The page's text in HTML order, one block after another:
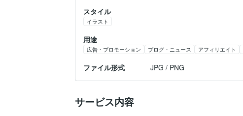
スタイル
イラスト
用途
広告・プロモーション ブログ・ニュース アフィリエイト
ファイル形式 JPG / PNG
サービス内容